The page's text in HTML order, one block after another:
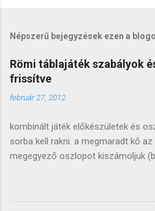
Népszerű bejegyzések ezen a
Römi táblajáték szabályok
frissítve
február 27, 2012
kombinált játék előkészületek és
sorba kell rakni. a megmaradt kő
megegyező oszlopot kiszámoljuk
következő oszlop tetejére, ezt az
játékosnak, a következő oszlopot